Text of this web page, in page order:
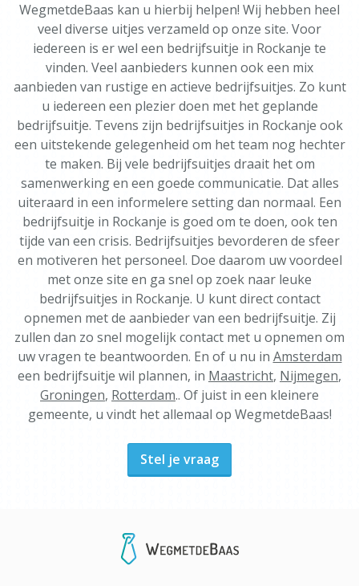
WegmetdeBaas kan u hierbij helpen! Wij hebben heel
veel diverse uitjes verzameld op onze site. Voor
iedereen is er wel een bedrijfsuitje in Rockanje te
vinden. Veel aanbieders kunnen ook een mix
aanbieden van rustige en actieve bedrijfsuitjes. Zo kunt
u iedereen een plezier doen met het geplande
bedrijfsuitje. Tevens zijn bedrijfsuitjes in Rockanje ook
een uitstekende gelegenheid om het team nog hechter
te maken. Bij vele bedrijfsuitjes draait het om
samenwerking en een goede communicatie. Dat alles
uiteraard in een informelere setting dan normaal. Een
bedrijfsuitje in Rockanje is goed om te doen, ook ten
tijde van een crisis. Bedrijfsuitjes bevorderen de sfeer
en motiveren het personeel. Doe daarom uw voordeel
met onze site en ga snel op zoek naar leuke
bedrijfsuitjes in Rockanje. U kunt direct contact
opnemen met de aanbieder van een bedrijfsuitje. Zij
zullen dan zo snel mogelijk contact met u opnemen om
uw vragen te beantwoorden. En of u nu in Amsterdam
een bedrijfsuitje wil plannen, in Maastricht, Nijmegen,
Groningen, Rotterdam.. Of juist in een kleinere
gemeente, u vindt het allemaal op WegmetdeBaas!
Stel je vraag